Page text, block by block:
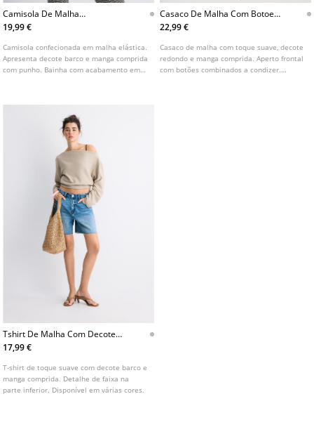
Camisola De Malha
Assimetrica
19,99 €
Camisola confecionada em malha elástica.
Apresenta decote barco e manga comprida
com punho. Bainha com acabamento em
Casaco De Malha Com Botoes
De Tato Suave
22,99 €
Casaco de malha com toque suave, decote
redondo e manga comprida. Aperto frontal
com botões combinados a condizer.
Tshirt De Malha Com Decote
Barco E Faixa
17,99 €
T-shirt de toque suave com decote barco e
manga comprida. Detalhe de faixa na
parte inferior. Disponível em várias cores.